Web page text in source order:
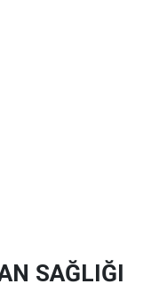
SAĞLIĞI